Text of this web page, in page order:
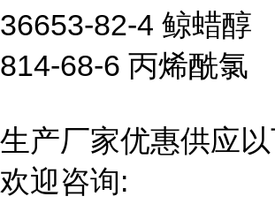
36653-82-4 鲸蜡醇
814-68-6 丙烯酰氯
生产厂家优惠供应
欢迎咨询: